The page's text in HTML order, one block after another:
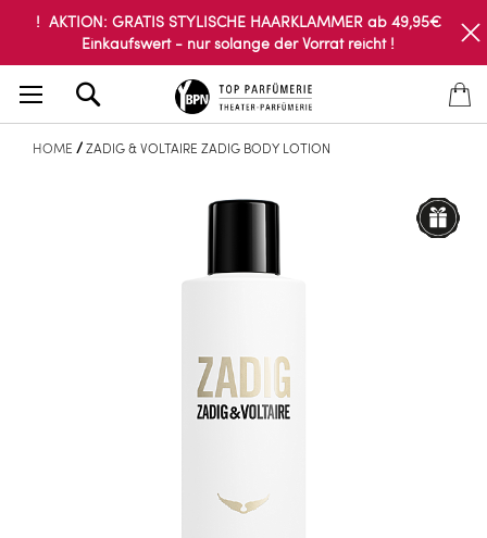
! AKTION: GRATIS STYLISCHE HAARKLAMMER ab 49,95€
Einkaufswert - nur solange der Vorrat reicht !
HOME ZADIG & VOLTAIRE ZADIG BODY LOTION